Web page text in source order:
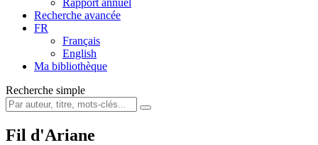
Recherche avancée
FR
Français
English
Ma bibliothèque
Recherche simple
Fil d'Ariane